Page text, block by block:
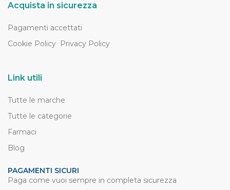
Acquista in sicurezza
Pagamenti accettati
Cookie Policy Privacy Policy
Link utili
Tutte le marche
Tutte le categorie
Farmaci
Blog
PAGAMENTI SICURI
Paga come vuoi sempre in completa sicurezza